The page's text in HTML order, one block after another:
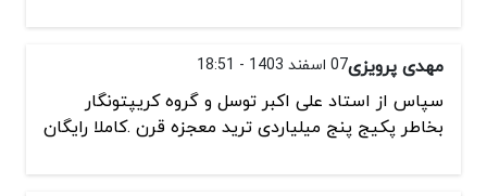
مهدی پرویزی07 اسفند 1403 - 18:51
سپاس از استاد علی اکبر توسل و گروه کریپتونگار
بخاطر پکیج پنج میلیاردی ترید معجزه قرن .کاملا رایگان